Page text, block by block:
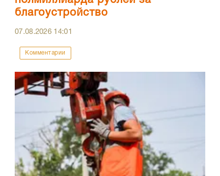
благоустройство
07.08.2026 14:01
Комментарии